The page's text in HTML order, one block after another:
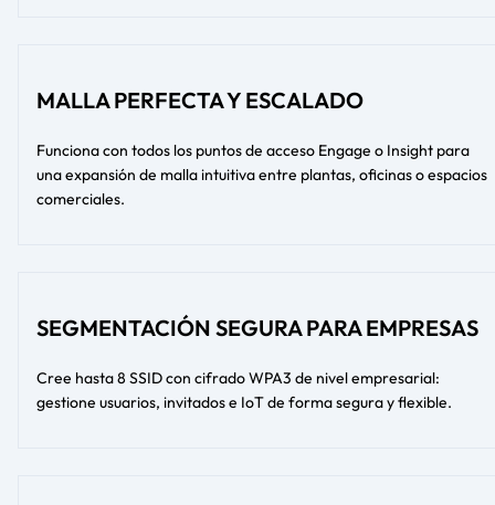
MALLA PERFECTA Y ESCALADO
Funciona con todos los puntos de acceso Engage o Insight para
una expansión de malla intuitiva entre plantas, oficinas o espacios
comerciales.
SEGMENTACIÓN SEGURA PARA EMPRESAS
Cree hasta 8 SSID con cifrado WPA3 de nivel empresarial:
gestione usuarios, invitados e IoT de forma segura y flexible.